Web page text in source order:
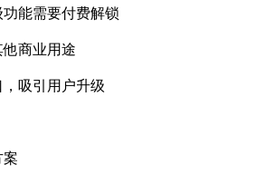
能需要付费解锁
商业用途
吸引用户升级